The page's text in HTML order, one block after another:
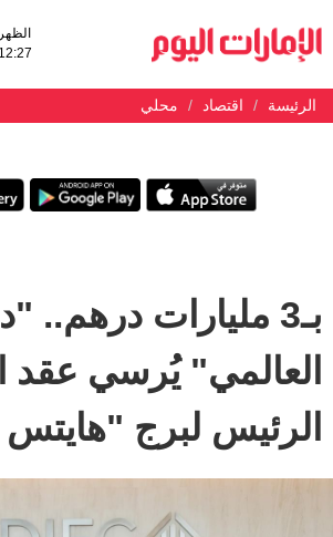
الظهر
12:27
الرئيسة اقتصاد محلي
بـ3 مليارات درهم..
العالمي" يُرسي عقد
الرئيس لبرج "هايتس